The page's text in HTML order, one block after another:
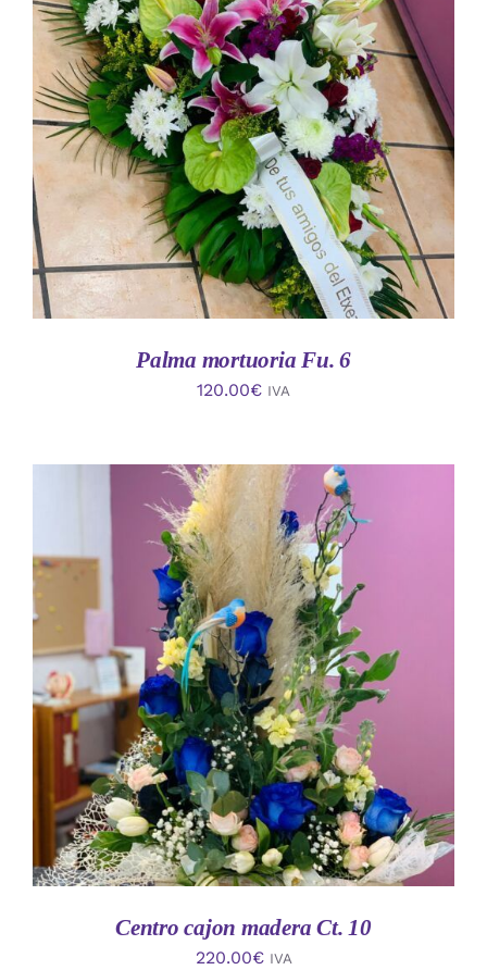
AÑADIR AL CARRITO
/
DETALLES
Palma mortuoria Fu. 6
120.00€ IVA
AÑADIR AL CARRITO
/
DETALLES
Centro cajon madera Ct. 10
220.00€ IVA